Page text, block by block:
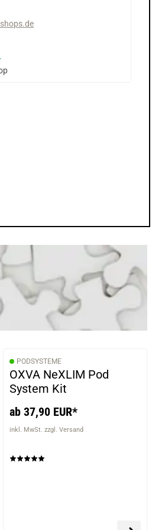
PODSYSTEME
OXVA NeXLIM Pod
System Kit
ab 37,90 EUR*
inkl. MwSt. zzgl. Versand